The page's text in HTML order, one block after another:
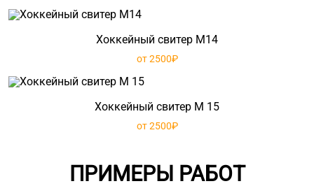
Хоккейный свитер М14
от 2500₽
Хоккейный свитер М 15
от 2500₽
ПРИМЕРЫ РАБОТ